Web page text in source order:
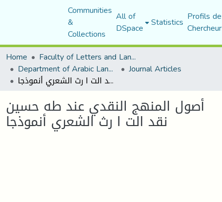
Communities
&
Collections
All of
DSpace Statistics Profils
Home
Faculty of Letters and Languages
Department of Arabic Language and Literature Journal Articles
أصول المنهج النقدي عند طه حسين نقد الت ا رث الشعري أنموذجا
أصول المنهج النقدي عند طه حسين
نقد الت ا رث الشعري أنموذجا